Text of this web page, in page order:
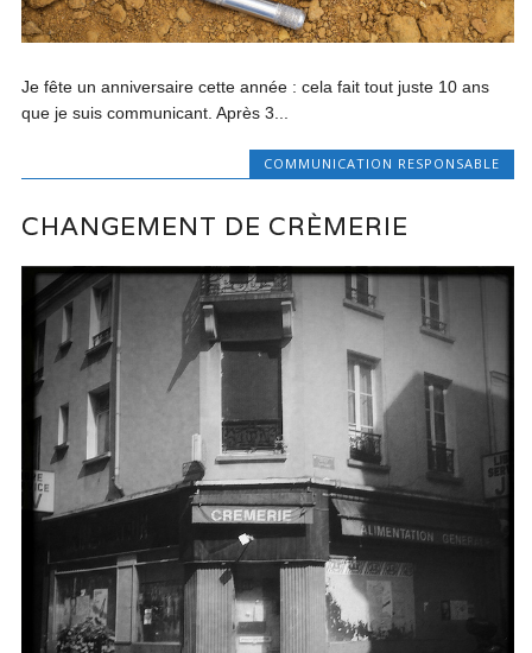
Je fête un anniversaire cette année : cela fait tout juste 10 ans
que je suis communicant. Après 3...
COMMUNICATION RESPONSABLE
CHANGEMENT DE CRÈMERIE